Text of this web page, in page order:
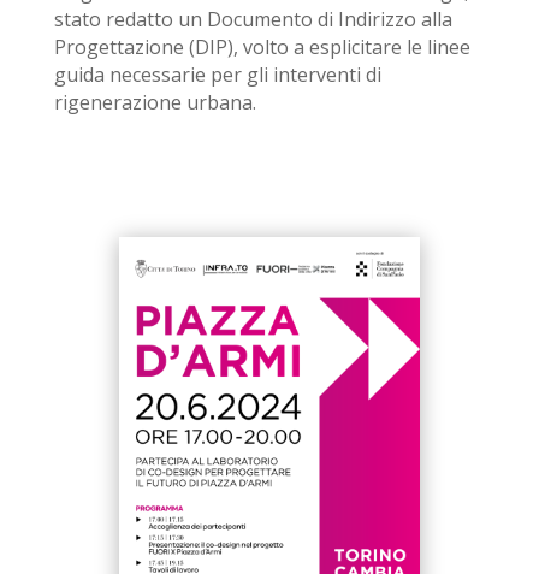
stato redatto un Documento di Indirizzo alla
Progettazione (DIP), volto a esplicitare le linee
guida necessarie per gli interventi di
rigenerazione urbana.